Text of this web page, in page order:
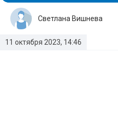
11 октября 2023, 14:46
Светлана Вишнева